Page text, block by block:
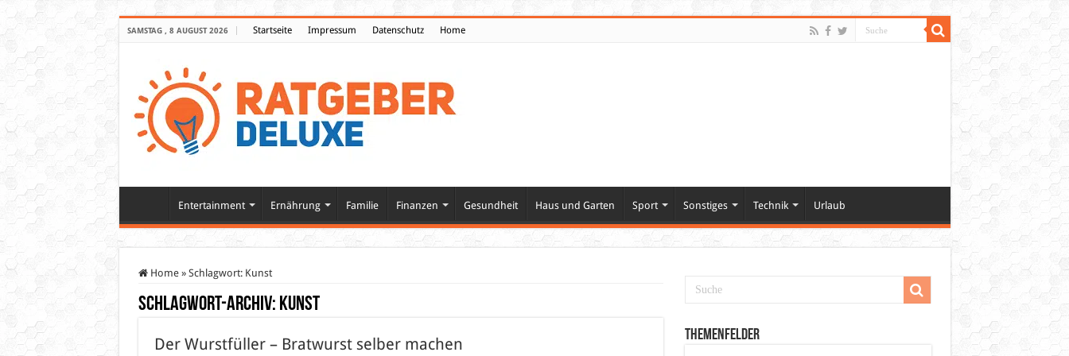
SAMSTAG , 8 AUGUST 2026 Startseite Impressum Datenschutz Home
Entertainment Ernährung Familie Finanzen Gesundheit Haus und Garten Sport Sonstiges Technik Urlaub
Home » Schlagwort: Kunst
Schlagwort-Archiv: Kunst
Der Wurstfüller – Bratwurst selber machen Themenfelder